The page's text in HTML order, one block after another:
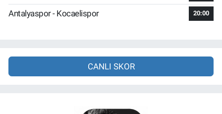
Antalyaspor - Kocaelispor 20:00
CANLI SKOR